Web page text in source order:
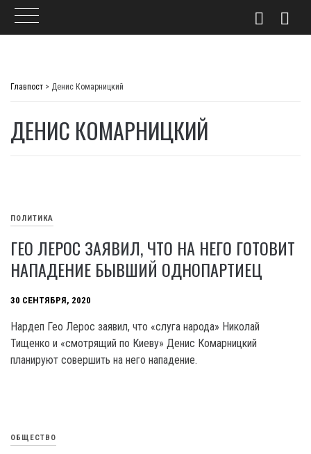
Главпост > Денис Комарницкий
ДЕНИС КОМАРНИЦКИЙ
ПОЛИТИКА
ГЕО ЛЕРОС ЗАЯВИЛ, ЧТО НА НЕГО ГОТОВИТ
НАПАДЕНИЕ БЫВШИЙ ОДНОПАРТИЕЦ
30 СЕНТЯБРЯ, 2020
Нардеп Гео Лерос заявил, что «слуга народа» Николай
Тищенко и «смотрящий по Киеву» Денис Комарницкий
планируют совершить на него нападение.
ОБЩЕСТВО